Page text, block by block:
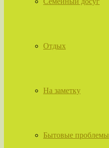
Отдых
На заметку
Бытовые проблемы